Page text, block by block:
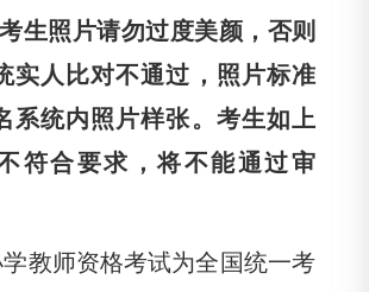
生照片请勿过度美颜，否则
实人比对不通过，照片标准
系统内照片样张。考生如上
符合要求，将不能通过审
教师资格考试为全国统一考